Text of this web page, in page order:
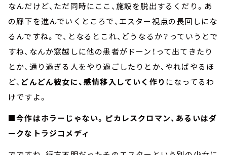
なんだけど、ただ同時にここ、施設を脱出するくだり。あ
の廊下を進んでいくところで、エスター視点の長回しにな
るんですね。で、となるとこれ、どうなるか？っていうとで
すね、なんか窓越しに他の患者がドーン！って出てきたり
とか、通り過ぎる人をやり過ごしたりとか、やればやるほ
ど、 どんどん彼女に、感情移入していく作り になってるわ
けですよ。
■今作はホラーじゃない。ピカレスクロマン、あるいはダ
ークなトラジコメディ